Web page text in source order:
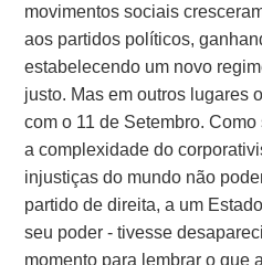
movimentos sociais
aos partidos políticos,
estabelecendo um novo
justo. Mas em outros lugares
com o 11 de Setembro.
a complexidade do
injustiças do mundo não
partido de direita, a um
seu poder - tivesse
momento para lembrar o que